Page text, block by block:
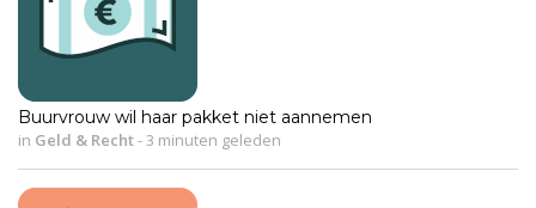
Buurvrouw wil haar pakket niet aannemen
in Geld & Recht-3 minuten geleden